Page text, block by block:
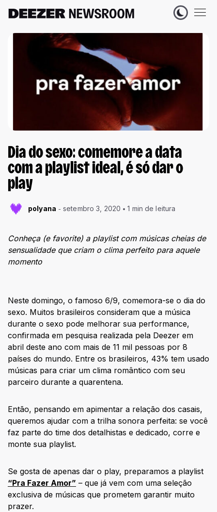
Dia do sexo: comemore a data
com a playlist ideal, é só dar o
play
polyana setembro 3, 2020 1 min de leitura
Conheça (e favorite) a playlist com músicas cheias de
sensualidade que criam o clima perfeito para aquele
momento
Neste domingo, o famoso 6/9, comemora-se o dia do
sexo. Muitos brasileiros consideram que a música
durante o sexo pode melhorar sua performance,
confirmada em pesquisa realizada pela Deezer em
abril deste ano com mais de 11 mil pessoas por 8
países do mundo. Entre os brasileiros, 43% tem usado
músicas para criar um clima romântico com seu
parceiro durante a quarentena.
Então, pensando em apimentar a relação dos casais,
queremos ajudar com a trilha sonora perfeita: se você
faz parte do time dos detalhistas e dedicado, corre e
monte sua playlist.
Se gosta de apenas dar o play, preparamos a playlist
“Pra Fazer Amor” – que já vem com uma seleção
exclusiva de músicas que prometem garantir muito
prazer.